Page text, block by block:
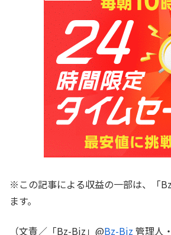
※この記事による収益の一部は、「
ます。
（文責／「Bz-Biz」@Bz-Biz 管理人